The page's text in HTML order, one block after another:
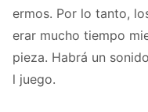
ermos. Por lo tanto,
erar mucho tiempo
pieza. Habrá un
l juego.